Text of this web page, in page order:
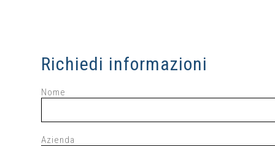
Richiedi informazioni
Nome
Azienda